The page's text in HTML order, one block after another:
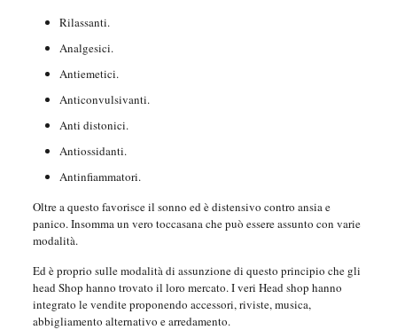
Rilassanti.
Analgesici.
Antiemetici.
Anticonvulsivanti.
Anti distonici.
Antiossidanti.
Antinfiammatori.
Oltre a questo favorisce il sonno ed è distensivo contro ansia e
panico. Insomma un vero toccasana che può essere assunto con varie
modalità.
Ed è proprio sulle modalità di assunzione di questo principio che gli
head Shop hanno trovato il loro mercato. I veri Head shop hanno
integrato le vendite proponendo accessori, riviste, musica,
abbigliamento alternativo e arredamento.